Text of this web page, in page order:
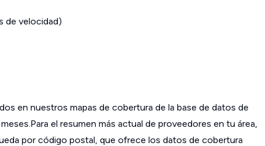
de velocidad)
en nuestros mapas de cobertura de la base de datos de
el resumen más actual de proveedores en tu área,
por código postal, que ofrece los datos de cobertura